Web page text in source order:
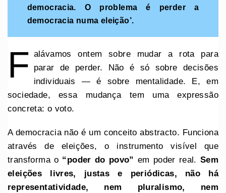
democracia. O problema é perder a
democracia numa eleição’.
F alávamos ontem sobre mudar a rota para
parar de perder. Não é só sobre decisões
individuais — é sobre mentalidade. E, em
sociedade, essa mudança tem uma expressão
concreta: o voto.
A democracia não é um conceito abstracto. Funciona
através de eleições, o instrumento visível que
transforma o “poder do povo” em poder real. Sem
eleições livres, justas e periódicas, não há
representatividade, nem pluralismo, nem